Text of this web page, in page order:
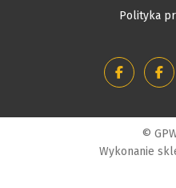
Polityka
©
Wykonanie